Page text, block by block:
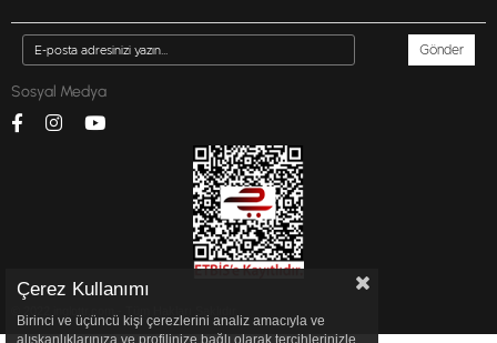
Gönder
Sosyal Medya
Çerez Kullanımı
Birinci ve üçüncü kişi çerezlerini analiz amacıyla ve
alışkanlıklarınıza ve profilinize bağlı olarak tercihlerinizle